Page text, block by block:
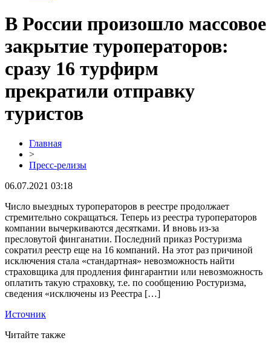
В России произошло массовое
закрытие туроператоров:
сразу 16 турфирм
прекратили отправку
туристов
Главная
>
Пресс-релизы
06.07.2021 03:18
Число выездных туроператоров в реестре продолжает
стремительно сокращаться. Теперь из реестра туроператоров
компании вычеркиваются десятками. И вновь из-за
пресловутой финганатии. Последний приказ Ростуризма
сократил реестр еще на 16 компаний. На этот раз причиной
исключения стала «стандартная» невозможность найти
страховщика для продления фингарантии или невозможность
оплатить такую страховку, т.е. по сообщению Ростуризма,
сведения «исключены из Реестра […]
Источник
Читайте также